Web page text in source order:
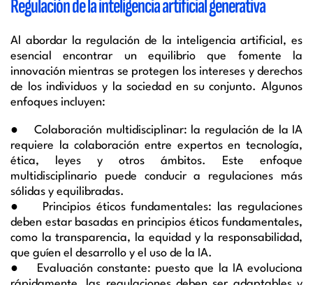
Regulación de la inteligencia artificial generativa
Al abordar la regulación de la inteligencia artificial, es
esencial encontrar un equilibrio que fomente la
innovación mientras se protegen los intereses y derechos
de los individuos y la sociedad en su conjunto. Algunos
enfoques incluyen:
● Colaboración multidisciplinar: la regulación de la IA
requiere la colaboración entre expertos en tecnología,
ética, leyes y otros ámbitos. Este enfoque
multidisciplinario puede conducir a regulaciones más
sólidas y equilibradas.
● Principios éticos fundamentales: las regulaciones
deben estar basadas en principios éticos fundamentales,
como la transparencia, la equidad y la responsabilidad,
que guíen el desarrollo y el uso de la IA.
● Evaluación constante: puesto que la IA evoluciona